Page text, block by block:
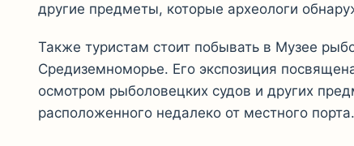
другие предметы, которые археологи
Также туристам стоит побывать в Музее
Средиземноморье. Его экспозиция
осмотром рыболовецких судов и других
расположенного недалеко от местного порта.